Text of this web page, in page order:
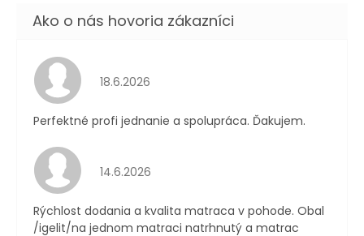
Hodnotenie obchodu je 5 z 5 hviezdičiek.
18.6.2026
Perfektné profi jednanie a spolupráca. Ďakujem.
Hodnotenie obchodu je 4 z 5 hviezdičiek.
14.6.2026
Rýchlost dodania a kvalita matraca v pohode. Obal
/igelit/na jednom matraci natrhnutý a matrac